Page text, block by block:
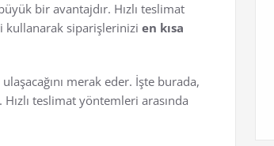
bir avantajdır. Hızlı teslimat
kullanarak siparişlerinizi en kısa
merak eder. İşte burada,
teslimat yöntemleri arasında